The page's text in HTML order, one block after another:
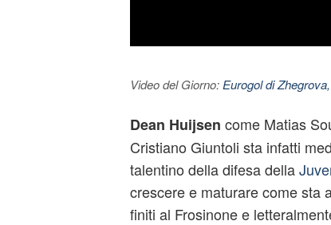
Video del Giorno: Eurogol di
Dean Huijsen come Matias
Cristiano Giuntoli sta infatti
talentino della difesa della
crescere e maturare come sta
finiti al Frosinone e